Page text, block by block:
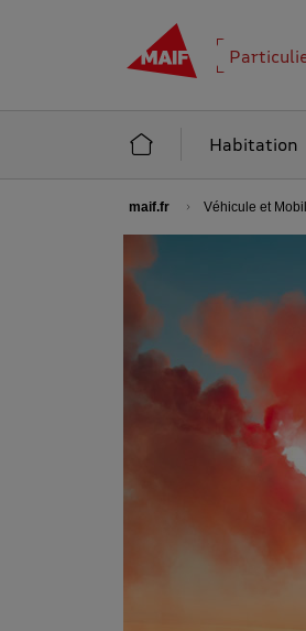
MAIF - Allez à l'accueil
Accueil Particuliers
Habitation
maif.fr Véhicule et